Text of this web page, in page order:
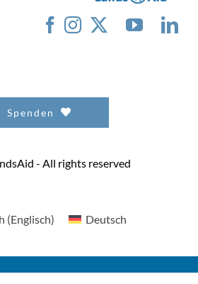
Spenden
- All rights reserved
(Englisch) Deutsch